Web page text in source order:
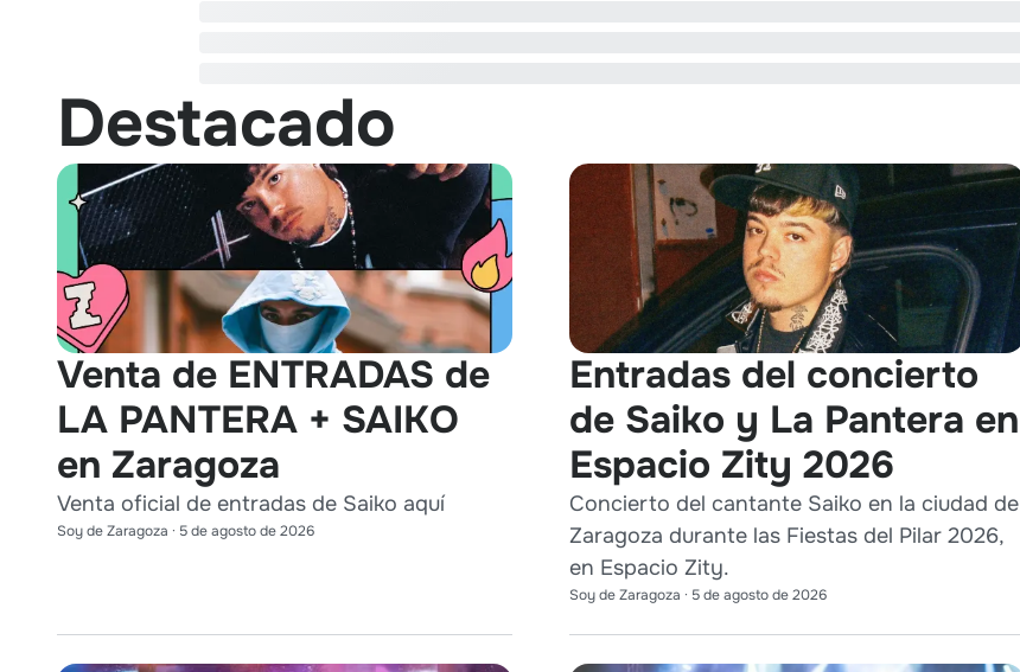
Destacado
Venta de ENTRADAS de
LA PANTERA + SAIKO
en Zaragoza
Venta oficial de entradas de Saiko aquí
Soy de Zaragoza · 5 de agosto de 2026
Entradas del concierto
de Saiko y La Pantera en
Espacio Zity 2026
Concierto del cantante Saiko en la ciudad de
Zaragoza durante las Fiestas del Pilar 2026,
en Espacio Zity.
Soy de Zaragoza · 5 de agosto de 2026